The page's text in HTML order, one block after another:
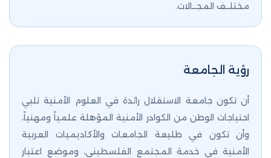
مختلــف المجــالات.
رؤية الجامعة
أن تكون جامعة الاستقلال رائدة في العلوم الأمنية تلبي
احتياجات الوطن من الكوادر الأمنية المؤهلة علمياً ومهنياً،
وأن تكون في طليعة الجامعات والأكاديميات العربية
الأمنية في خدمة المجتمع الفلسطيني، وموضع اعتبار